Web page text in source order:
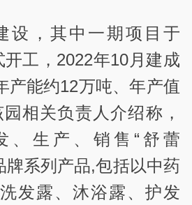
设，其中一期项目于
工，2022年10月建成
产能约12万吨、年产值
相关负责人介绍称，
、生产、销售“舒蕾
牌系列产品,包括以中药
发露、沐浴露、护发